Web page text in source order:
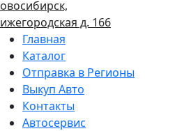
д. 166
Главная
Каталог
Отправка в Регионы
Выкуп Авто
Контакты
Автосервис